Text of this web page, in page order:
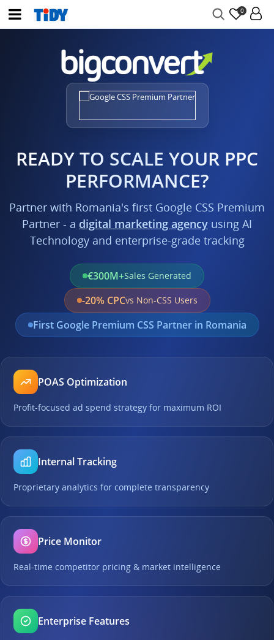
0
READY TO SCALE YOUR PPC
PERFORMANCE?
Partner with Romania's first Google CSS Premium
Partner - a digital marketing agency using AI
Technology and enterprise-grade tracking
€300M+Sales Generated
-20% CPCvs Non-CSS Users
First Google Premium CSS Partner in Romania
POAS Optimization
Profit-focused ad spend strategy for maximum ROI
Internal Tracking
Proprietary analytics for complete transparency
Price Monitor
Real-time competitor pricing & market intelligence
Enterprise Features